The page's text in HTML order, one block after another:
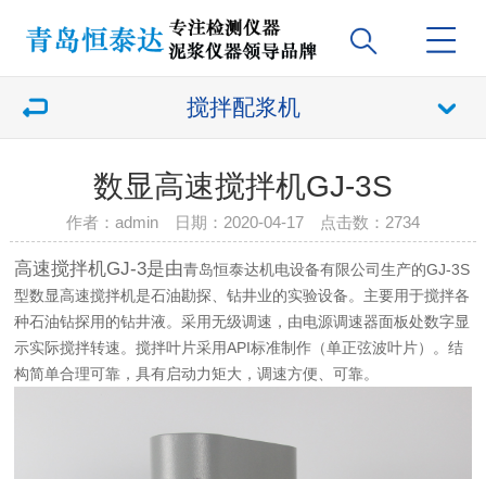
搅拌配浆机
数显高速搅拌机GJ-3S
作者：admin 日期：2020-04-17 点击数： 2734
高速搅拌机GJ-3是由青岛恒泰达机电设备有限公司生产的GJ-3S
型数显高速搅拌机是石油勘探、钻井业的实验设备。主要用于搅拌各
种石油钻探用的钻井液。采用无级调速，由电源调速器面板处数字显
示实际搅拌转速。搅拌叶片采用API标准制作（单正弦波叶片）。结
构简单合理可靠，具有启动力矩大，调速方便、可靠。